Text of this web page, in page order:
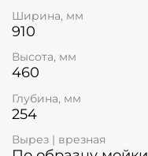
Ширина, мм
910
Высота, мм
460
Глубина, мм
254
Вырез | врезная